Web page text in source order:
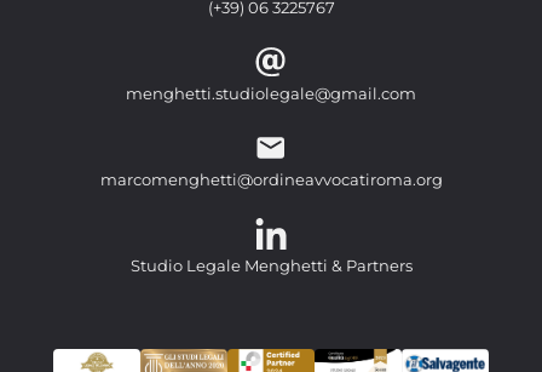
(+39) 06 3225767
menghetti.studiolegale@gmail.com
marcomenghetti@ordineavvocatiroma.org
Studio Legale Menghetti & Partners